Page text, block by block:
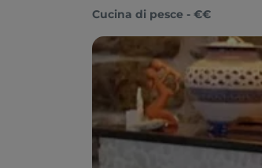
Cucina di pesce - €€